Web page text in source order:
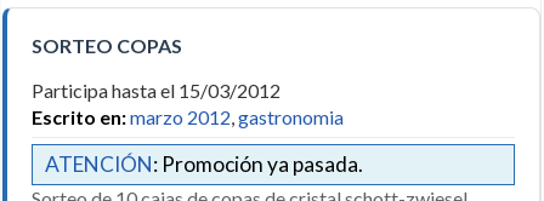
SORTEO COPAS
Participa hasta el 15/03/2012
Escrito en:marzo 2012 gastronomia
ATENCIÓN: Promoción ya pasada.